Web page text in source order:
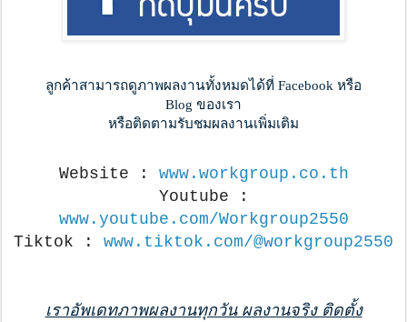
ลูกค้าสามารถดูภาพผลงานทั้งหมดได้ที่ Facebook หรือ
Blog ของเรา
หรือติดตามรับชมผลงานเพิ่มเติม
Website : www.workgroup.co.th
Youtube :
www.youtube.com/Workgroup2550
Tiktok : www.tiktok.com/@workgroup2550
เราอัพเดทภาพผลงานทุกวัน ผลงานจริง ติดตั้ง